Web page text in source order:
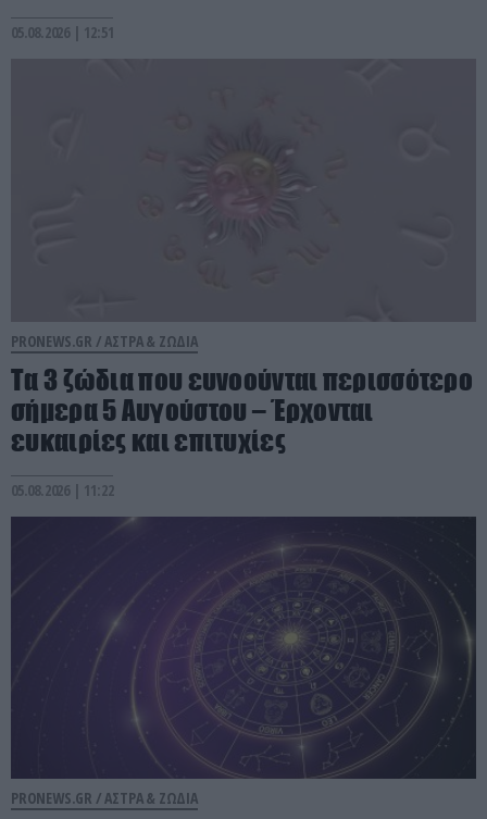
05.08.2026 | 12:51
PRONEWS.GR / ΑΣΤΡΑ & ΖΩΔΙΑ
Τα 3 ζώδια που ευνοούνται περισσότερο
σήμερα 5 Αυγούστου – Έρχονται
ευκαιρίες και επιτυχίες
05.08.2026 | 11:22
PRONEWS.GR /ΑΣΤΡΑ & ΖΩΔΙΑ